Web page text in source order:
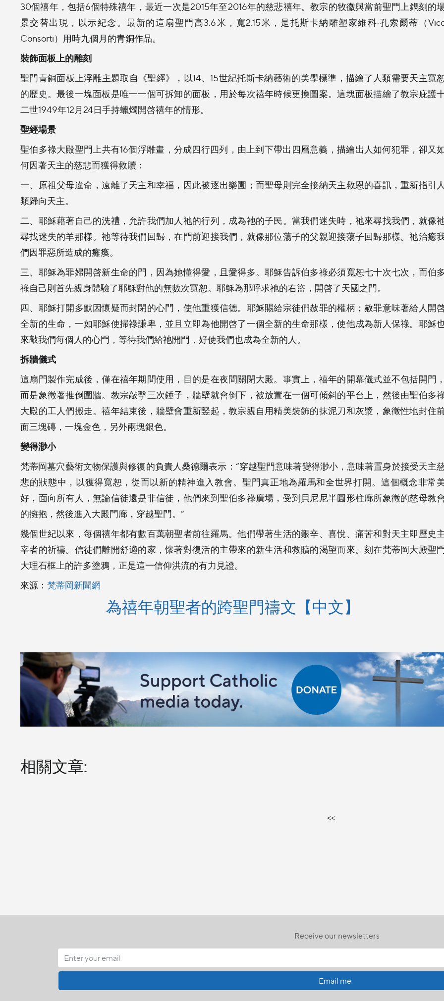
30個禧年，包括6個特殊禧年，最近一次是2015年至2016年的慈悲禧年。教宗的牧徽與當前聖門上鐫刻的
景交替出現，以示紀念。最新的這扇聖門高3.6米，寬2.15米，是托斯卡納雕塑家維科·孔索爾蒂（
Consorti）用時九個月的青銅作品。
裝飾面板上的雕刻
聖門青銅面板上浮雕主題取自《聖經》，以14、15世紀托斯卡納藝術的美學標準，描繪了人類需要天主寬
的歷史。最後一塊面板是唯一一個可拆卸的面板，用於每次禧年時候更換圖案。這塊面板描繪了教宗庇護
二世1949年12月24日手持蠟燭開啓禧年的情形。
聖經場景
聖伯多祿大殿聖門上共有16個浮雕畫，分成四行四列，由上到下帶出四層意義，描繪出人如何犯罪，卻又
何因著天主的慈悲而獲得救贖：
一、原祖父母違命，遠離了天主和幸福，因此被逐出樂園；而聖母則完全接納天主救恩的喜訊，重新指引人
類歸向天主。
二、耶穌藉著自己的洗禮，允許我們加人祂的行列，成為祂的子民。當我們迷失時，祂來尋找我們，就像
尋找迷失的羊那樣。祂等待我們回歸，在門前迎接我們，就像那位蕩子的父親迎接蕩子回歸那樣。祂治癒
們因罪惡所造成的癱瘓。
三、耶穌為罪婦開啓新生命的門，因為她懂得愛，且愛得多。耶穌告訴伯多祿必須寬恕七十次七次，而伯多
祿自己則首先親身體驗了耶穌對他的無數次寬恕。耶穌為那呼求祂的右盜，開啓了天國之門。
四、耶穌打開多默因懷疑而封閉的心門，使他重獲信德。耶穌賜給宗徒們赦罪的權柄；赦罪意味著給人開
全新的生命，一如耶穌使掃祿謙卑，並且立即為他開啓了一個全新的生命那樣，使他成為新人保祿。耶穌
來敲我們每個人的心門，等待我們給祂開門，好使我們也成為全新的人。
拆牆儀式
這扇門製作完成後，僅在禧年期間使用，目的是在夜間關閉大殿。事實上，禧年的開幕儀式並不包括開門，
而是象徵著推倒圍牆。教宗敲擊三次錘子，牆壁就會倒下，被放置在一個可傾斜的平台上，然後由聖伯多
大殿的工人們搬走。禧年結束後，牆壁會重新竪起，教宗親自用精美裝飾的抹泥刀和灰漿，象徵性地封住
面三塊磚，一塊金色，另外兩塊銀色。
變得渺小
梵蒂岡墓穴藝術文物保護與修復的負責人桑德爾表示：“穿越聖門意味著變得渺小，意味著置身於接受天主
悲的狀態中，以獲得寬恕，從而以新的精神進入教會。聖門真正地為羅馬和全世界打開。這個概念非常
好，面向所有人，無論信徒還是非信徒，他們來到聖伯多祿廣場，受到貝尼尼半圓形柱廊所象徵的慈母教
的擁抱，然後進入大殿門廊，穿越聖門。”
幾個世紀以來，每個禧年都有數百萬朝聖者前往羅馬。他們帶著生活的艱辛、喜悅、痛苦和對天主即歷史
宰者的祈禱。信徒們離開舒適的家，懷著對復活的主帶來的新生活和救贖的渴望而來。刻在梵蒂岡大殿聖
大理石框上的許多塗鴉，正是這一信仰洪流的有力見證。
來源： 梵蒂岡新聞網
為禧年朝聖者的跨聖門禱文【中文】
相關文章:
<<
Receive our newsletters
Email me